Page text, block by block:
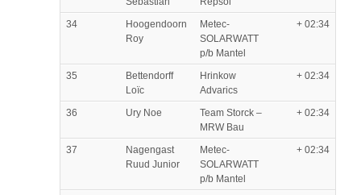
34
Hoogendoorn
Roy
Metec-
SOLARWATT
p/b Mantel
+ 02:34
35
Bettendorff
Loïc
Hrinkow
Advarics
+ 02:34
36 Ury Noe
Team Storck –
MRW Bau
+ 02:34
37
Nagengast
Ruud Junior
Metec-
SOLARWATT
p/b Mantel
+ 02:34